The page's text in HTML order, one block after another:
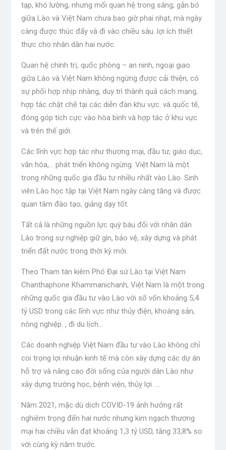
tạp, khó lường, nhưng mối quan hệ trong sáng, gắn bó
giữa Lào và Việt Nam chưa bao giờ phai nhạt, mà ngày
càng được thúc đẩy và đi vào chiều sâu. lợi ích thiết
thực cho nhân dân hai nước.
Quan hệ chính trị, quốc phòng – an ninh, ngoại giao
giữa Lào và Việt Nam không ngừng được cải thiện, có
sự phối hợp nhịp nhàng, duy trì thành quả cách mạng,
hợp tác chặt chẽ tại các diễn đàn khu vực. và quốc tế,
đóng góp tích cực vào hòa bình và hợp tác ở khu vực
và trên thế giới.
Các lĩnh vực hợp tác như thương mại, đầu tư, giáo dục,
văn hóa,… phát triển không ngừng. Việt Nam là một
trong những quốc gia đầu tư nhiều nhất vào Lào. Sinh
viên Lào học tập tại Việt Nam ngày càng tăng và được
quan tâm đào tạo, giảng dạy tốt.
Tất cả là những nguồn lực quý báu đối với nhân dân
Lào trong sự nghiệp giữ gìn, bảo vệ, xây dựng và phát
triển đất nước trong thời kỳ mới.
Theo Tham tán kiêm Phó Đại sứ Lào tại Việt Nam
Chanthaphone Khammanichanh, Việt Nam là một trong
những quốc gia đầu tư vào Lào với số vốn khoảng 5,4
tỷ USD trong các lĩnh vực như thủy điện, khoáng sản,
nông nghiệp. , đi du lịch…
Các doanh nghiệp Việt Nam đầu tư vào Lào không chỉ
coi trọng lợi nhuận kinh tế mà còn xây dựng các dự án
hỗ trợ và nâng cao đời sống của người dân Lào như
xây dựng trường học, bệnh viện, thủy lợi. …
Năm 2021, mặc dù dịch COVID-19 ảnh hưởng rất
nghiêm trọng đến hai nước nhưng kim ngạch thương
mại hai chiều vẫn đạt khoảng 1,3 tỷ USD, tăng 33,8% so
với cùng kỳ năm trước.